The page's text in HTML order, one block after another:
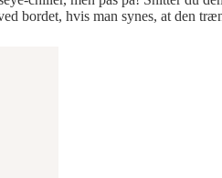
bordet, hvis man synes, at den